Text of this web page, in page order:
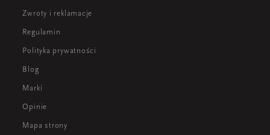
Zwroty i reklamacje
Regulamin
Polityka prywatności
Blog
Marki
Opinie
Mapa strony